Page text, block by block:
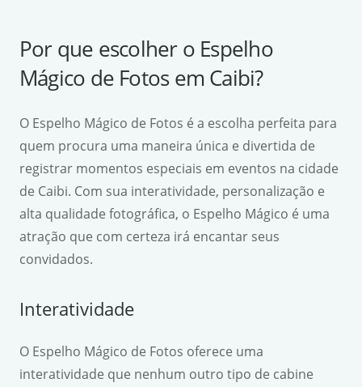
Por que escolher o Espelho
Mágico de Fotos em Caibi?
O Espelho Mágico de Fotos é a escolha perfeita para
quem procura uma maneira única e divertida de
registrar momentos especiais em eventos na cidade
de Caibi. Com sua interatividade, personalização e
alta qualidade fotográfica, o Espelho Mágico é uma
atração que com certeza irá encantar seus
convidados.
Interatividade
O Espelho Mágico de Fotos oferece uma
interatividade que nenhum outro tipo de cabine